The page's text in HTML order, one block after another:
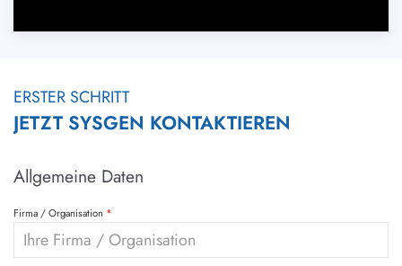
ERSTER SCHRITT
JETZT SYSGEN KONTAKTIEREN
Allgemeine Daten
Firma / Organisation